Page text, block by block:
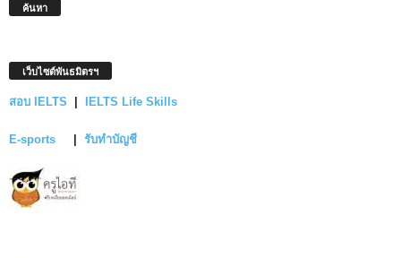
ค้นหา
เว็บไซต์พันธมิตรฯ
สอบ IELTS IELTS Life Skills
E-sports รับทำบัญชี